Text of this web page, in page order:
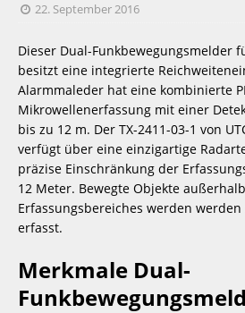
22. September 2016
Dieser Dual-Funkbewegungsmelder
besitzt eine integrierte
Alarmmaleder hat eine kombinierte
Mikrowellenerfassung mit einer
bis zu 12 m. Der TX-2411-03-1 von
verfügt über eine einzigartige
präzise Einschränkung der
12 Meter. Bewegte Objekte
Erfassungsbereiches werden
erfasst.
Merkmale Dual-